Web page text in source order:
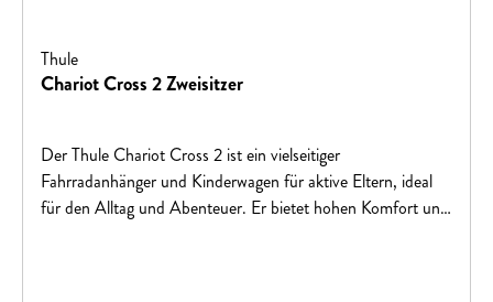
Thule
Chariot Cross 2 Zweisitzer
Der Thule Chariot Cross 2 ist ein vielseitiger
Fahrradanhänger und Kinderwagen für aktive Eltern, ideal
für den Alltag und Abenteuer. Er bietet hohen Komfort und